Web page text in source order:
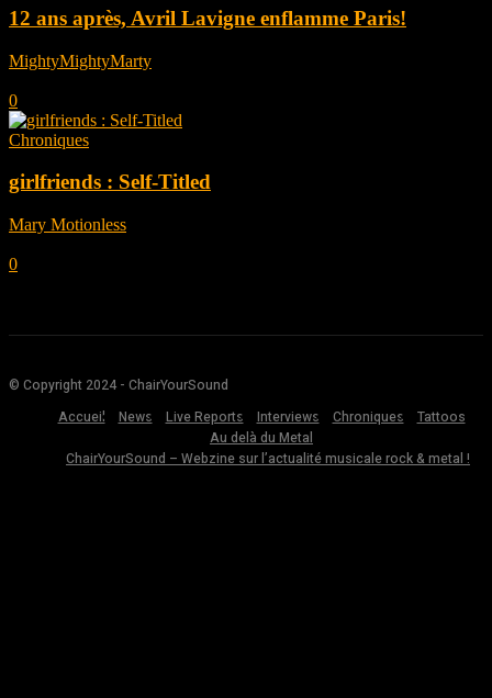
12 ans après, Avril Lavigne enflamme Paris!
MightyMightyMarty
0
Chroniques
girlfriends : Self-Titled
Mary Motionless
0
© Copyright 2024 - ChairYourSound
Accueil
News Live Reports Interviews Chroniques
Tattoos
Au delà du Metal
ChairYourSound – Webzine sur l’actualité musicale rock & metal !